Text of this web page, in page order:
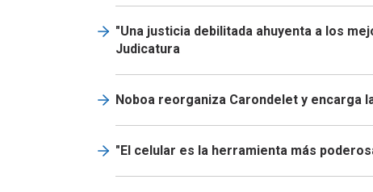
"Una justicia debilitada ahuyenta a los
Judicatura
Noboa reorganiza Carondelet y encarga
"El celular es la herramienta más